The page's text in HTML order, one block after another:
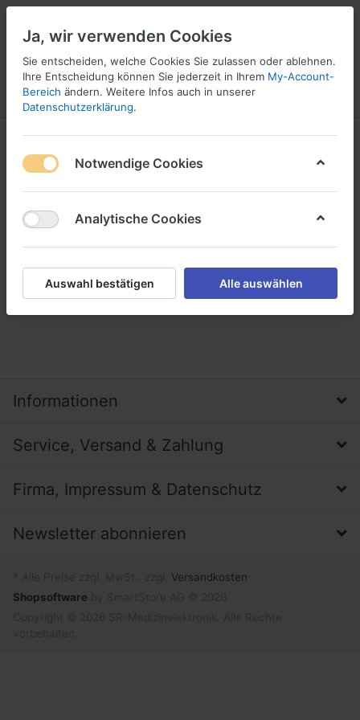
Menü Anmelden Vergleichen Wunschliste
Zahlungsarten
Fügen Sie Informationen zu Zahlungsarten hier ein. Diesen
Text können Sie auch im Administrations-Bereich
editieren.
Informationen
Service, Versand & Zahlung
Firma, Impressum & Datenschutz
Newsletter abonnieren
Versandkosten
Shopsoftware
Ja, wir verwenden Cookies
Sie entscheiden, welche Cookies Sie zulassen oder ablehnen.
Ihre Entscheidung können Sie jederzeit in Ihrem My-Account-
Bereich ändern. Weitere Infos auch in unserer
Datenschutzerklärung.
Notwendige Cookies
Analytische Cookies
Auswahl bestätigen Alle auswählen